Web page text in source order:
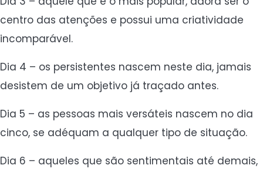
centro das atenções e possui uma criatividade
incomparável.
Dia 4 – os persistentes nascem neste dia, jamais
desistem de um objetivo já traçado antes.
Dia 5 – as pessoas mais versáteis nascem no dia
cinco, se adéquam a qualquer tipo de situação.
Dia 6 – aqueles que são sentimentais até demais,